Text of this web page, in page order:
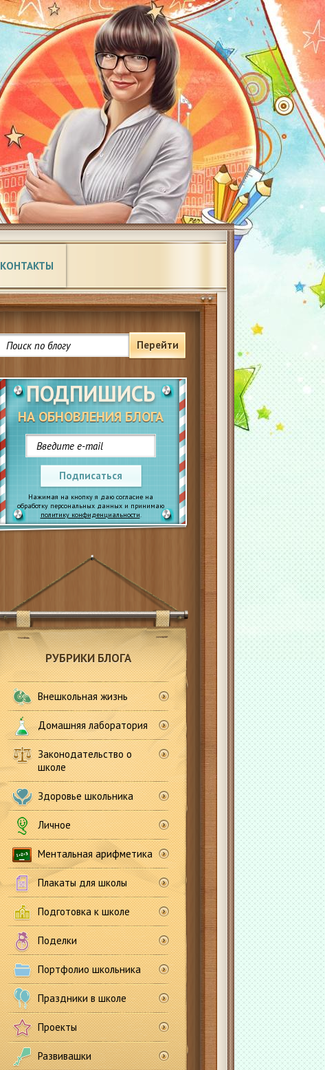
КОНТАКТЫ
Перейти
ПОДПИШИСЬ
НА ОБНОВЛЕНИЯ БЛОГА
Подписаться
Нажимая на кнопку я даю согласие на
обработку персональных данных и принимаю
политику конфиденциальности.
РУБРИКИ БЛОГА
Внешкольная жизнь
Домашняя лаборатория
Законодательство о
школе
Здоровье школьника
Личное
Ментальная арифметика
Плакаты для школы
Подготовка к школе
Поделки
Портфолио школьника
Праздники в школе
Проекты
Развивашки